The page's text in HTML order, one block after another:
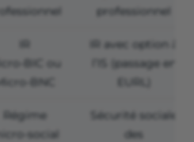
professionnel
BIC ou
BNC
IR avec option à
l’IS (passage en
Régime
social
Sécurité sociale
des